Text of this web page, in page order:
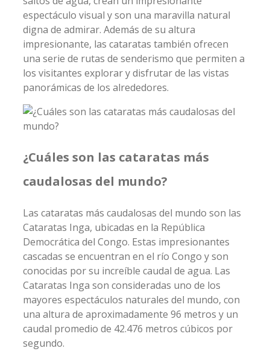
espectáculo visual y son una maravilla natural
digna de admirar. Además de su altura
impresionante, las cataratas también ofrecen
una serie de rutas de senderismo que permiten a
los visitantes explorar y disfrutar de las vistas
panorámicas de los alrededores.
¿Cuáles son las cataratas más
caudalosas del mundo?
Las cataratas más caudalosas del mundo son las
Cataratas Inga, ubicadas en la República
Democrática del Congo. Estas impresionantes
cascadas se encuentran en el río Congo y son
conocidas por su increíble caudal de agua. Las
Cataratas Inga son consideradas uno de los
mayores espectáculos naturales del mundo, con
una altura de aproximadamente 96 metros y un
caudal promedio de 42.476 metros cúbicos por
segundo.